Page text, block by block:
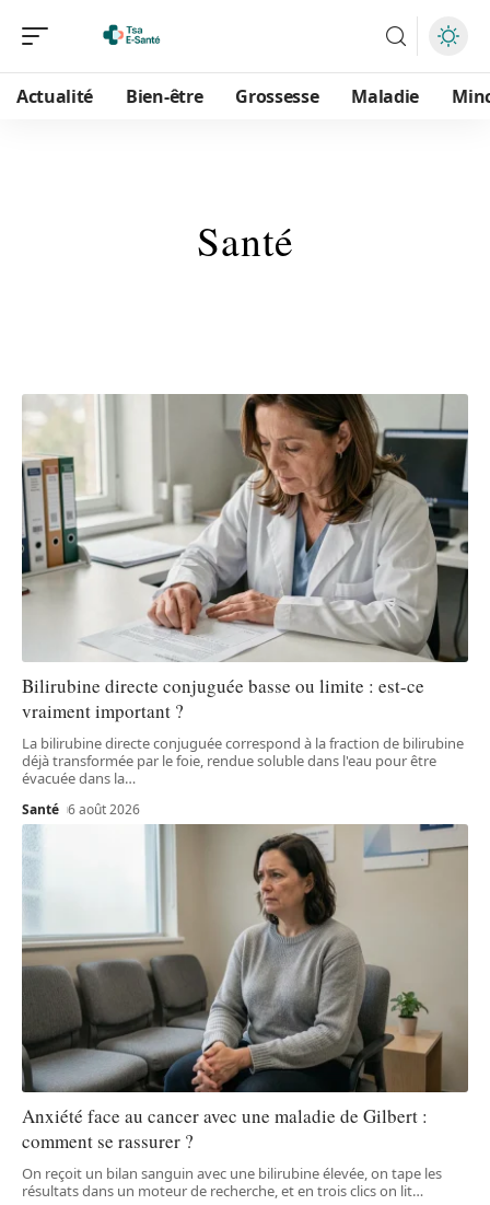
Actualité Bien-être Grossesse Maladie
Santé
Bilirubine directe conjuguée basse ou limite : est-ce
vraiment important ?
La bilirubine directe conjuguée correspond à la fraction de bilirubine
déjà transformée par le foie, rendue soluble dans l'eau pour être
évacuée dans la…
Santé 6 août 2026
Anxiété face au cancer avec une maladie de Gilbert :
comment se rassurer ?
On reçoit un bilan sanguin avec une bilirubine élevée, on tape les
résultats dans un moteur de recherche, et en trois clics on lit…